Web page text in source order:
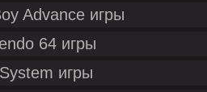
Advance игры
64 игры
игры